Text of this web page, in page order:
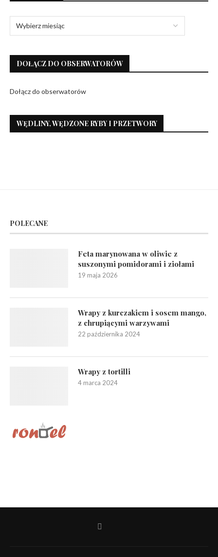
DOŁĄCZ DO OBSERWATORÓW
Dołącz do obserwatorów
WĘDLINY, WĘDZONE RYBY I PRZETWORY
POLECANE
Feta marynowana w oliwie z
suszonymi pomidorami i ziołami
19 maja 2026
Wrapy z kurczakiem i sosem mango,
z chrupiącymi warzywami
22 października 2024
Wrapy z tortilli
4 marca 2024